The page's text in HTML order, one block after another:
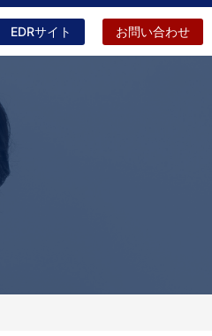
EDRサイト お問い合わせ